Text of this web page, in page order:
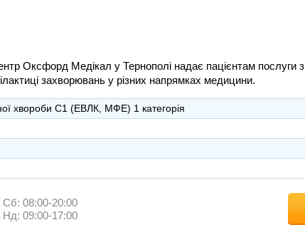
Оксфорд Медікал у Тернополі надає пацієнтам послуги з
захворювань у різних напрямках медицини.
хвороби С1 (ЕВЛК, МФЕ) 1 категорія
Сб: 08:00-20:00
Нд: 09:00-17:00